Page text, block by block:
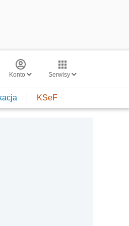
Konto Serwisy
KSeF